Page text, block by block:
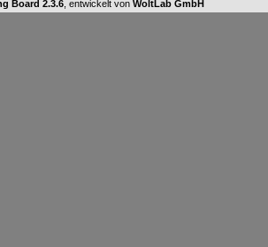
Board 2.3.6 , entwickelt von WoltLab GmbH